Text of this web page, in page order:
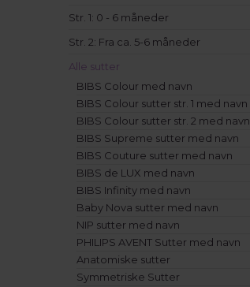
Str. 1: 0 - 6 måneder
Str. 2: Fra ca. 5-6 måneder
Alle sutter
BIBS Colour med navn
BIBS Colour sutter str. 1 med navn
BIBS Colour sutter str. 2 med navn
BIBS Supreme sutter med navn
BIBS Couture sutter med navn
BIBS de LUX med navn
BIBS Infinity med navn
Baby Nova sutter med navn
NIP sutter med navn
PHILIPS AVENT Sutter med navn
Anatomiske sutter
Symmetriske Sutter